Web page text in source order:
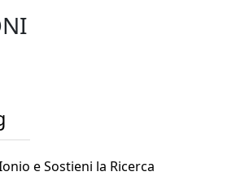
e Sostieni la Ricerca